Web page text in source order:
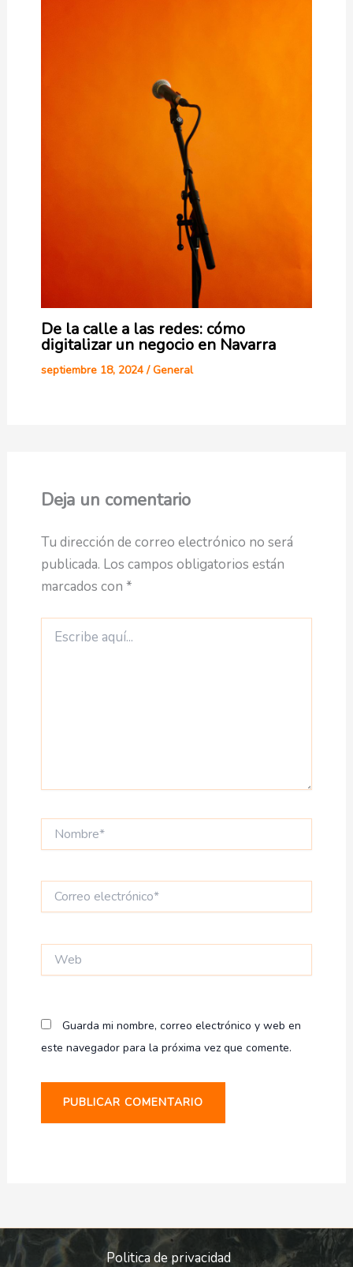
De la calle a las redes: cómo
digitalizar un negocio en Navarra
septiembre 18, 2024 /General
Deja un comentario
Tu dirección de correo electrónico no será
publicada. Los campos obligatorios están
marcados con *
aquí...
electrónico*
Guarda mi nombre, correo electrónico y web en
este navegador para la próxima vez que comente.
Politica de privacidad